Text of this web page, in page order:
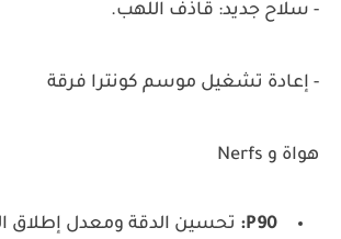
- سلاح جديد: قاذف اللهب.
- إعادة تشغيل موسم كونترا فرقة
هواة و Nerfs
P90: تحسين الدقة ومعدل إطلاق